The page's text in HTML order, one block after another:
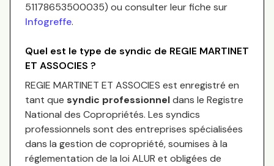
51178653500035) ou consulter leur fiche sur
Infogreffe.
Quel est le type de syndic de REGIE MARTINET
ET ASSOCIES ?
REGIE MARTINET ET ASSOCIES est enregistré en
tant que syndic professionneldans le Registre
National des Copropriétés. Les syndics
professionnels sont des entreprises spécialisées
dans la gestion de copropriété, soumises à la
réglementation de la loi ALUR et obligées de